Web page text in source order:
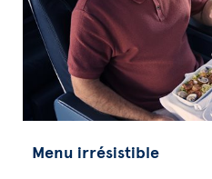
Menu irrésistible